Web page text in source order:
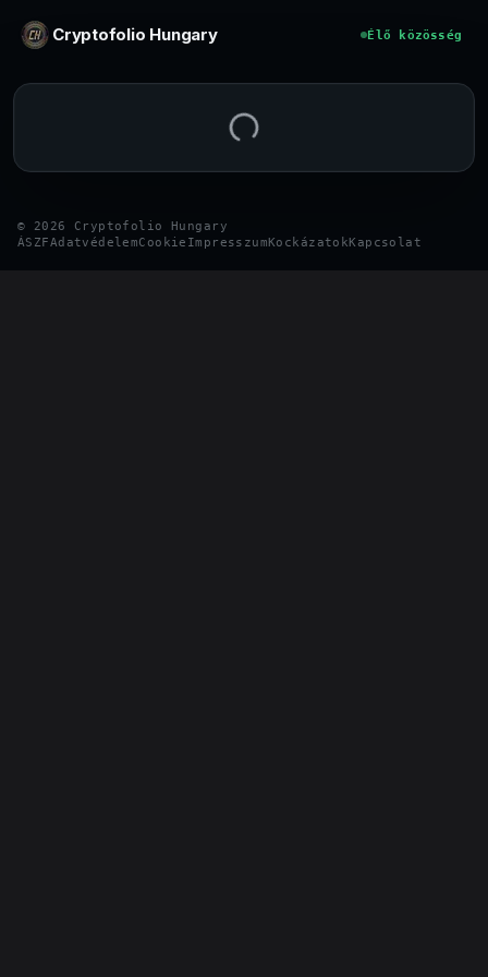
Cryptofolio Hungary Élő közösség
© 2026
Cryptofolio Hungary
ÁSZFAdatvédelemCookie ImpresszumKockázatokKapcsolat